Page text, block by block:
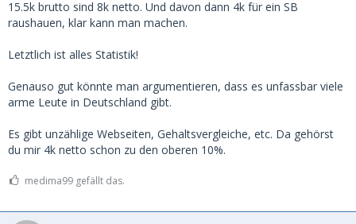
die Augen geöffnet.
https://www.sparkasse.de/pk/ra…naere-in-deutschland.html
Selbst wenn die Hälfte davon nur auf dem Papier Millionär
sind weil die ne abgezahlte Hütte in München oder
Vermögen über 1 Million zum investieren.
viel verdienen. Und es gibt (für mich unerwartet) einfach
mehr oder weniger nicht mal merken.
15.5k brutto sind 8k netto. Und davon dann 4k für ein SB
raushauen, klar kann man machen.
Letztlich ist alles Statistik!
Genauso gut könnte man argumentieren, dass es unfassbar viele
arme Leute in Deutschland gibt.
Es gibt unzählige Webseiten, Gehaltsvergleiche, etc. Da gehörst
du mir 4k netto schon zu den oberen 10%.
medima99 gefällt das.